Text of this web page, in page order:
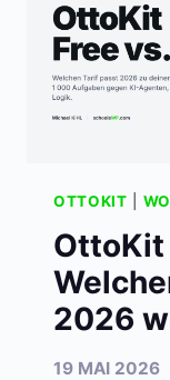
OTTOKIT
OttoKit
2026
19 MAI 2026